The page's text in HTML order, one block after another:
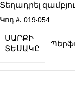
Տեղադրել
Կոդ #. 019-054
ՍԱՐՔԻ
ՏԵՍԱԿԸ